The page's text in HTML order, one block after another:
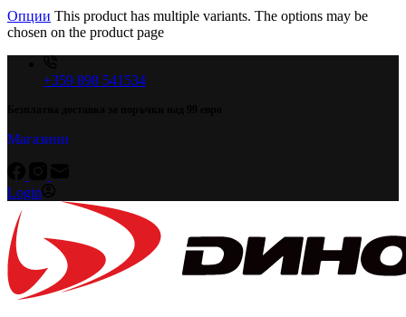
Опции This product has multiple variants. The options may be
chosen on the product page
+359 898 541534
Магазини
Login